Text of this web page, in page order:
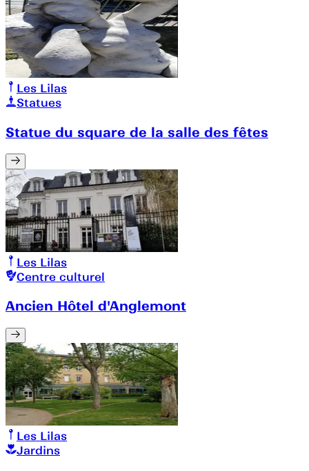
Les Lilas
Statues
Statue du square de la salle des fêtes
Les Lilas
Centre culturel
Ancien Hôtel d'Anglemont
Les Lilas
Jardins